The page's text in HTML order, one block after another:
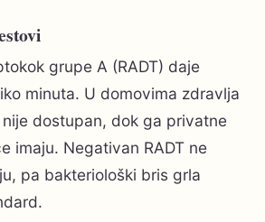
grupe A (RADT) daje
minuta. U domovima zdravlja
dostupan, dok ga privatne
imaju. Negativan RADT ne
pa bakteriološki bris grla